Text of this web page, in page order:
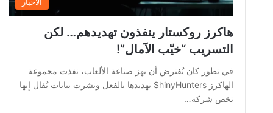
هاكرز روكستار ينفذون تهديدهم… لكن
التسريب “خيّب الآمال”!
في تطور كان يُفترض أن يهز صناعة الألعاب، نفذت مجموعة
الهاكرز ShinyHunters تهديدها بالفعل ونشرت بيانات يُقال إنها
تخص شركة…